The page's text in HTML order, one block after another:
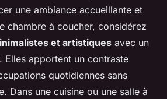
une ambiance accueillante et
chambre à coucher, considérez
et artistiques avec un
Elles apportent un contraste
quotidiennes sans
Dans une cuisine ou une salle à